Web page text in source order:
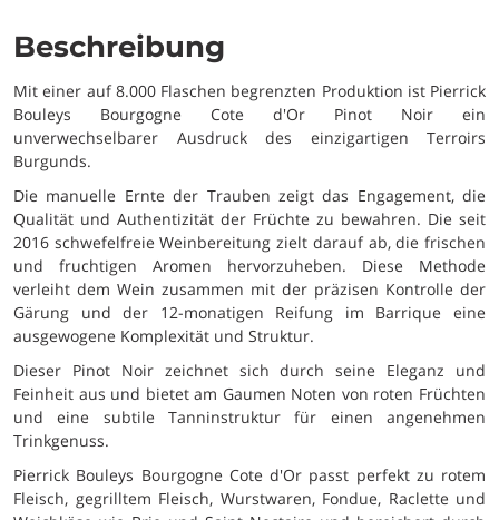
Beschreibung
Mit einer auf 8.000 Flaschen begrenzten Produktion ist Pierrick
Bouleys Bourgogne Cote d'Or Pinot Noir ein
unverwechselbarer Ausdruck des einzigartigen Terroirs
Burgunds.
Die manuelle Ernte der Trauben zeigt das Engagement, die
Qualität und Authentizität der Früchte zu bewahren. Die seit
2016 schwefelfreie Weinbereitung zielt darauf ab, die frischen
und fruchtigen Aromen hervorzuheben. Diese Methode
verleiht dem Wein zusammen mit der präzisen Kontrolle der
Gärung und der 12-monatigen Reifung im Barrique eine
ausgewogene Komplexität und Struktur.
Dieser Pinot Noir zeichnet sich durch seine Eleganz und
Feinheit aus und bietet am Gaumen Noten von roten Früchten
und eine subtile Tanninstruktur für einen angenehmen
Trinkgenuss.
Pierrick Bouleys Bourgogne Cote d'Or passt perfekt zu rotem
Fleisch, gegrilltem Fleisch, Wurstwaren, Fondue, Raclette und